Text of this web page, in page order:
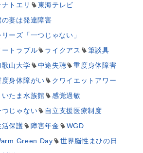
ナトエリ
東海テレビ
の妻は発達障害
リーズ「一つじゃない」
ートラブル
ライクアス
筆談具
歌山大学
中途失聴
重度身体障害
度身体障がい
クワイエットアワー
いたま水族館
感覚過敏
つじゃない
自立支援医療制度
活保護
障害年金
WGD
Green Day
世界脳性まひの日